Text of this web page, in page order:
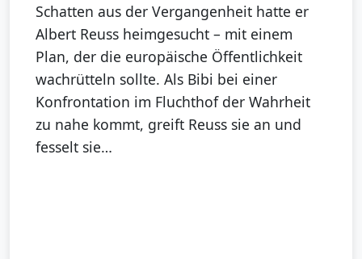
Schatten aus der Vergangenheit hatte er
Albert Reuss heimgesucht – mit einem
Plan, der die europäische Öffentlichkeit
wachrütteln sollte. Als Bibi bei einer
Konfrontation im Fluchthof der Wahrheit
zu nahe kommt, greift Reuss sie an und
fesselt sie…